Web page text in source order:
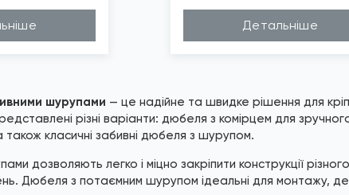
Met
Поліпропілен
Довжина (A...
100мм, 40мм, 50м...
Діаметр (D...
6мм, 8мм
Бренд
Wkret-Met
Детальніше
шурупами — це надійне та швидке рішення для
різні варіанти: дюбеля з комірцем для
класичні забивні дюбеля з шурупом.
дозволяють легко і міцно закріпити конструкції
Дюбеля з потаємним шурупом ідеальні для монтажу,